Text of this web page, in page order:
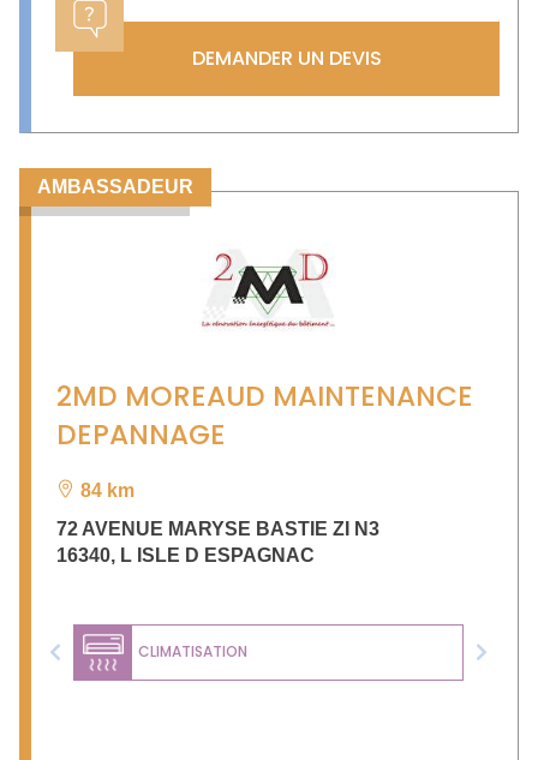
DEMANDER UN DEVIS
AMBASSADEUR
2MD MOREAUD MAINTENANCE
DEPANNAGE
84 km
72 AVENUE MARYSE BASTIE ZI N3
16340, L ISLE D ESPAGNAC
CLIMATISATION
Previous Next